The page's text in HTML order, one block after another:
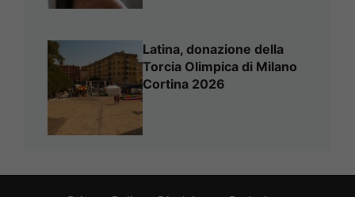
Latina, donazione della
Torcia Olimpica di Milano
Cortina 2026